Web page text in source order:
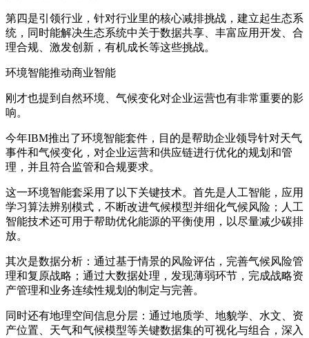
第四是引领行业，针对行业里的核心减排挑战，建立起生态系
统，同时能解决生态系统中关于数据共享、丰富应用开发、合
理合规、激发创新，有机成长等这些挑战。
环境智能推动商业智能
刚才也提到自然环境、气候变化对企业运营也有非常重要的影
响。
今年IBM推出了环境智能套件，目的是帮助企业领导针对天气
事件和气候变化，对企业运营和供应链进行优化的规划和管
理，并且符合监管和合规要求。
这一环境智能套采用了以下关键技术。首先是人工智能，应用
学习算法辨别模式，不断改进气候模型并细化气候风险；人工
智能技术还可用于帮助优化能源的平衡使用，以尽量减少碳排
放。
其次是数据分析：通过基于情景的风险评估，完善气候风险管
理和复原战略；通过大数据处理，发现薄弱环节，完成战略资
产管理和业务连续性规划的制定与完善。
同时还有地理空间信息分层：通过地质学、地貌学、水文、资
产位置、天气和气候模型等关键数据集的可视化与组合，深入